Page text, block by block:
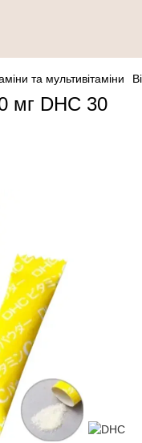
та мультивітаміни
мг DHC 30